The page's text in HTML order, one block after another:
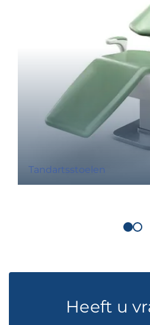
Tandartsstoelen
Heeft u